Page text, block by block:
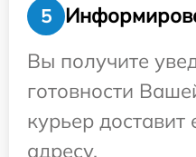
5
Вы получите
готовности
курьер
адресу.